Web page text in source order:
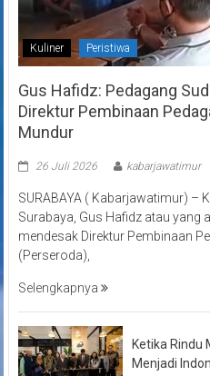
Kuliner Peristiwa
Gus Hafidz: Pedagang
Direktur Pembinaan
Mundur
26 Juli 2026 kabarjawatimur
SURABAYA ( Kabarjawatimur) –
Surabaya, Gus Hafidz atau yang
mendesak Direktur Pembinaan
(Perseroda),
Selengkapnya
Ketika Rindu
Menjadi